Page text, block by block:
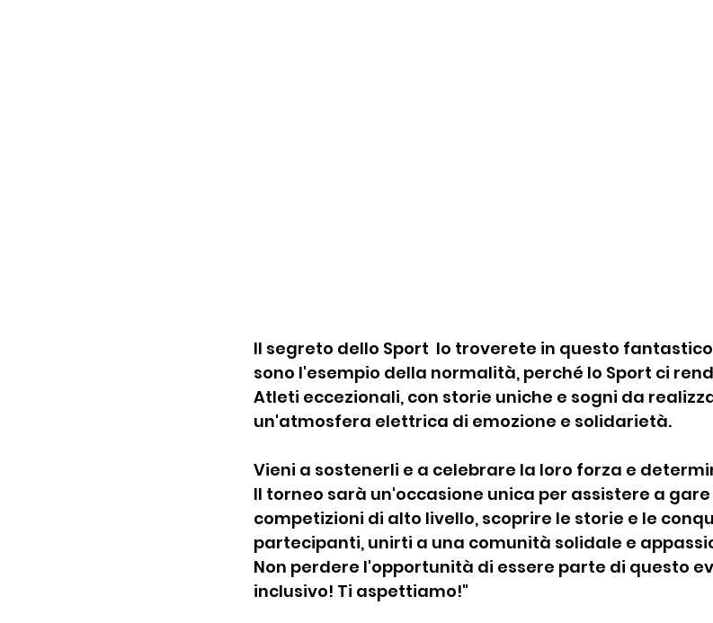
Il segreto dello Sport  lo troverete in questo
sono l'esempio della normalità, perché lo Sport ci
Atleti eccezionali, con storie uniche e sogni da
un'atmosfera elettrica di emozione e solidarietà.
Vieni a sostenerli e a celebrare la loro forza e
Il torneo sarà un'occasione unica per assistere a
competizioni di alto livello, scoprire le storie e le
partecipanti, unirti a una comunità solidale e
Non perdere l'opportunità di essere parte di questo
inclusivo! Ti aspettiamo!"